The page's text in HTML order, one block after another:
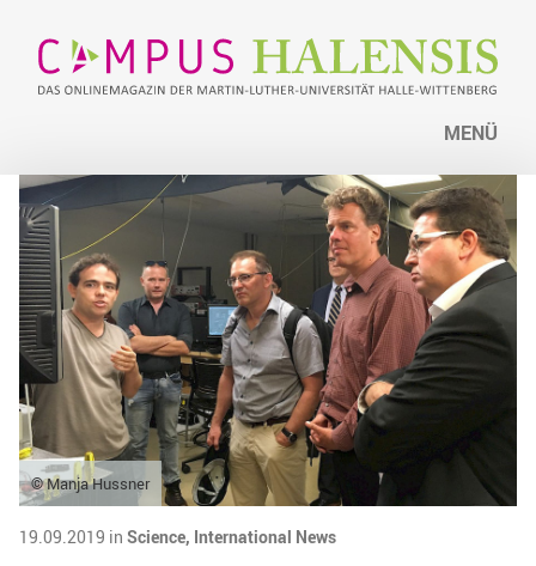
MENÜ
© Manja Hussner
19.09.2019 in Science, International News